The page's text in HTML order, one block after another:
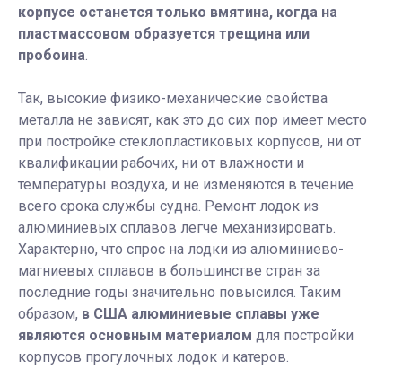
корпусе останется только вмятина, когда на
пластмассовом образуется трещина или
пробоина.
Так, высокие физико-механические свойства
металла не зависят, как это до сих пор имеет место
при постройке стеклопластиковых корпусов, ни от
квалификации рабочих, ни от влажности и
температуры воздуха, и не изменяются в течение
всего срока службы судна. Ремонт лодок из
алюминиевых сплавов легче механизировать.
Характерно, что спрос на лодки из алюминиево-
магниевых сплавов в большинстве стран за
последние годы значительно повысился. Таким
образом, в США алюминиевые сплавы уже
являются основным материалом для постройки
корпусов прогулочных лодок и катеров.